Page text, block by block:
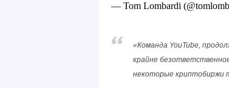
— Tom Lombardi
«Команда YouTube,
крайне
некоторые криптобиржи